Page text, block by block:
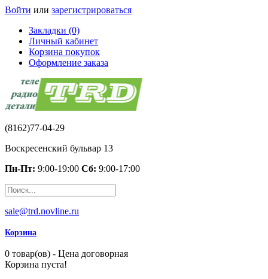
Войти или зарегистрироваться
Закладки (0)
Личный кабинет
Корзина покупок
Оформление заказа
(8162)77-04-29
Воскресенский бульвар 13
Пн-Пт: 9:00-19:00 Сб: 9:00-17:00
sale@trd.novline.ru
Корзина
0 товар(ов) - Цена договорная
Корзина пуста!